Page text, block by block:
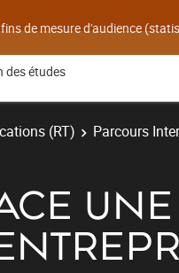
de mesure d'audience
des études
(RT)
Parcours